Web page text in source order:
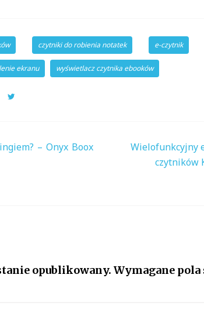
czytniki do robienia notatek e-czytnik
ekranu wyświetlacz czytnika ebooków
– Onyx Boox
Wielofunkcyjny
czytników
opublikowany. Wymagane pola